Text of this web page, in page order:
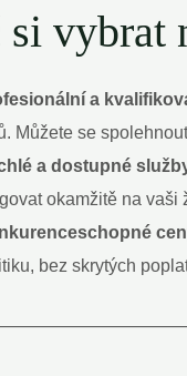
si vybrat
a
Můžete se
a dostupné
okamžitě na vaši
bez skrytých